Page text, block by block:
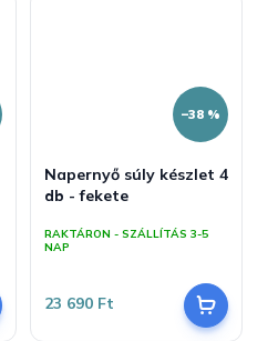
–38 %
Napernyő súly készlet 4
db - fekete
RAKTÁRON - SZÁLLÍTÁS 3-5
NAP
23 690 Ft